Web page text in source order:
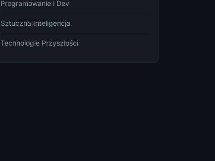
Programowanie i Dev
Sztuczna Inteligencja
Technologie Przyszłości